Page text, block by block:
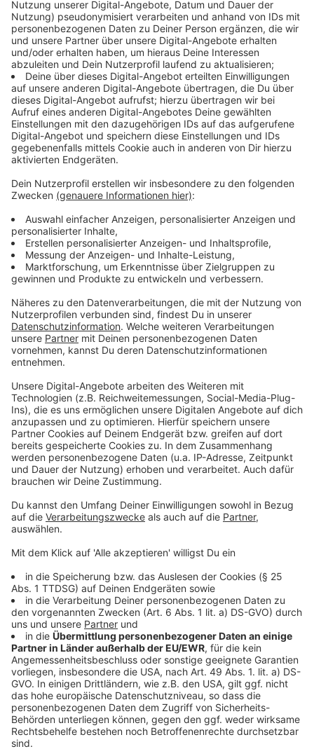
Der Rechtsweg ist für die Durchführung der
Gewinn-Aktion, die Gewinnentscheidung und auch
die Gewährung des Gewinns ausgeschlossen.
8. Haftungsausschluss
RADIO KIEPENKERL haftet nicht für Schäden
Verzögerungen oder Unterbrechungen von
Übertragungen oder für Schäden, die im
Zusammenhang mit der Teilnahme am Gewinnspiel
bzw. mit der Annahme und/oder Nutzung des
Gewinns stehen, es sei denn, RADIO KIEPENKERL
bzw. deren Erfüllungsgehilfen handeln vorsätzlich
oder grob fahrlässig. Hiervon unberührt bleiben
etwaige Ersatzansprüche aufgrund der Verletzung
von Leben, Körper und Gesundheit sowie von
wesentlichen Vertragspflichten.
9. Verhältnis mündliche Angaben / schriftliche
Teilnahmebedingungen
Weichen mündliche Angaben im Programm von
RADIO KIEPENKERL (z.B. in der Moderation)
Teilnahmebedingungen ab, so gelten bezüglich der
abweichenden Angaben ausschließlich die
Regelungen der Teilnahmebedingungen.
10. Schriftformerfordernis / Salvatorische
Klausel
Änderungen und/oder Ergänzungen dieser
Teilnahmebedingungen bedürfen zu ihrer